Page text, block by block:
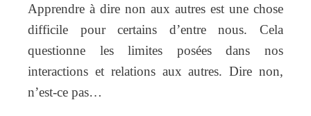
Apprendre à dire non aux autres est une chose
difficile pour certains d’entre nous. Cela
questionne les limites posées dans nos
interactions et relations aux autres. Dire non,
n’est-ce pas…